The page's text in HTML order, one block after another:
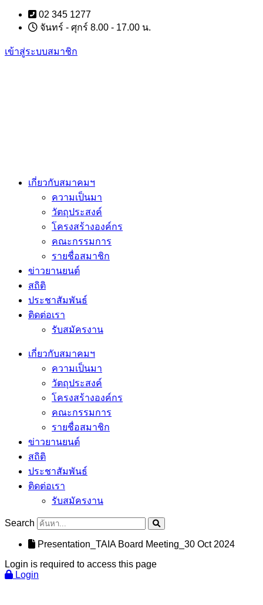
Skip
content
02 345 1277
จันทร์ - ศุกร์ 8.00 - 17.00 น.
เข้าสู่ระบบสมาชิก
เกี่ยวกับสมาคมฯ
ความเป็นมา
วัตถุประสงค์
โครงสร้างองค์กร
คณะกรรมการ
รายชื่อสมาชิก
ข่าวยานยนต์
สถิติ
ประชาสัมพันธ์
ติดต่อเรา
รับสมัครงาน
เกี่ยวกับสมาคมฯ
ความเป็นมา
วัตถุประสงค์
โครงสร้างองค์กร
คณะกรรมการ
รายชื่อสมาชิก
ข่าวยานยนต์
สถิติ
ประชาสัมพันธ์
ติดต่อเรา
รับสมัครงาน
Search
Presentation_TAIA Board Meeting_30 Oct 2024
Login is required to access this page
Login